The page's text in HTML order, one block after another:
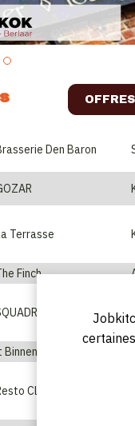
Den Baron
Terrasse
Finch
SQUADRA Abarth & Rally Collection
Binnenhof
Clash